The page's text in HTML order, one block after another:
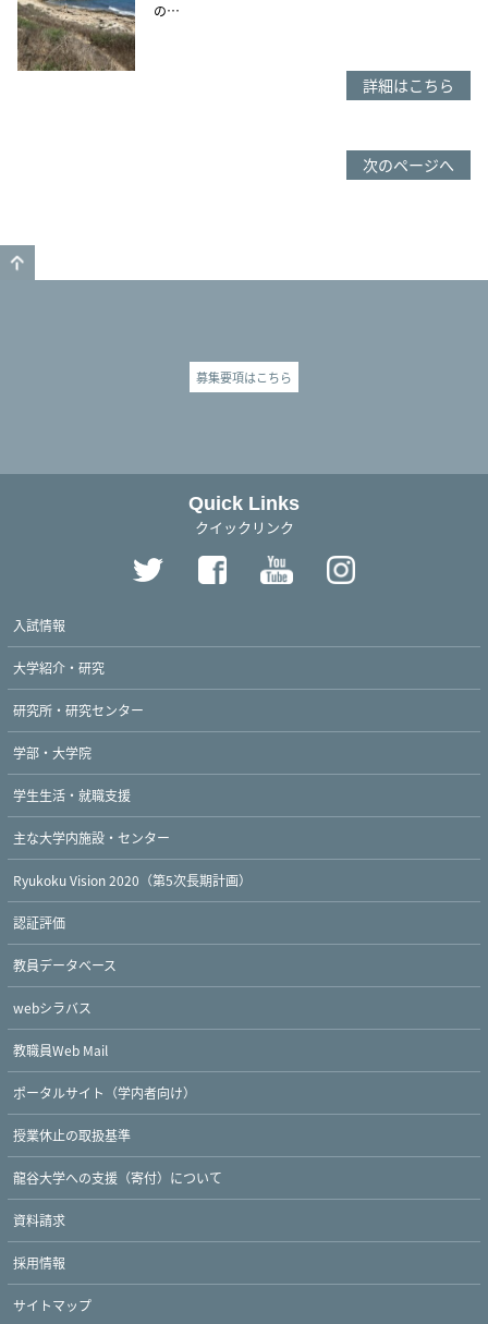
の…
詳細はこちら
次のページへ
募集要項はこちら
Quick Links
クイックリンク
入試情報
大学紹介・研究
研究所・研究センター
学部・大学院
学生生活・就職支援
主な大学内施設・センター
Ryukoku Vision 2020（第5次長期計画）
認証評価
教員データベース
webシラバス
教職員Web Mail
ポータルサイト（学内者向け）
授業休止の取扱基準
龍谷大学への支援（寄付）について
資料請求
採用情報
サイトマップ